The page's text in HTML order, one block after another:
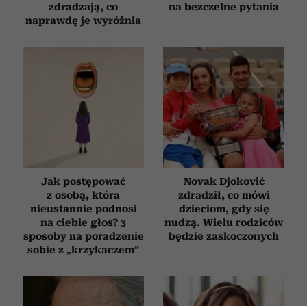
zdradzają, co
naprawdę je wyróżnia
na bezczelne pytania
Jak postępować
z osobą, która
nieustannie podnosi
na ciebie głos? 3
sposoby na poradzenie
sobie z „krzykaczem”
Novak Djoković
zdradził, co mówi
dzieciom, gdy się
nudzą. Wielu rodziców
będzie zaskoczonych